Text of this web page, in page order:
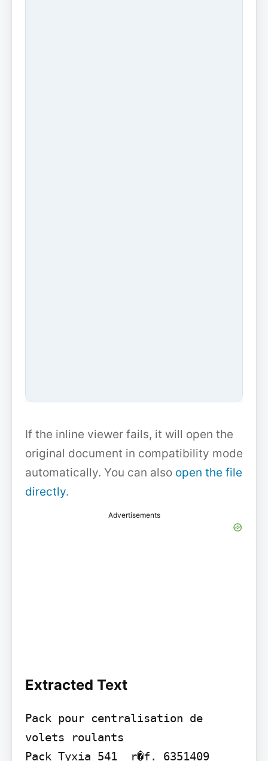
If the inline viewer fails, it will open the
original document in compatibility mode
automatically. You can also open the file
directly.
Advertisements
Extracted Text
Pack pour centralisation de
volets roulants
Pack Tyxia 541  r�f. 6351409